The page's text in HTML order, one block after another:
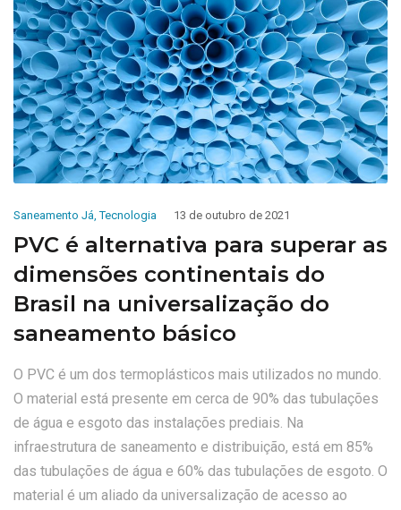
Saneamento Já,Tecnologia 13 de outubro de 2021
PVC é alternativa para superar as
dimensões continentais do
Brasil na universalização do
saneamento básico
O PVC é um dos termoplásticos mais utilizados no mundo.
O material está presente em cerca de 90% das tubulações
de água e esgoto das instalações prediais. Na
infraestrutura de saneamento e distribuição, está em 85%
das tubulações de água e 60% das tubulações de esgoto. O
material é um aliado da universalização de acesso ao